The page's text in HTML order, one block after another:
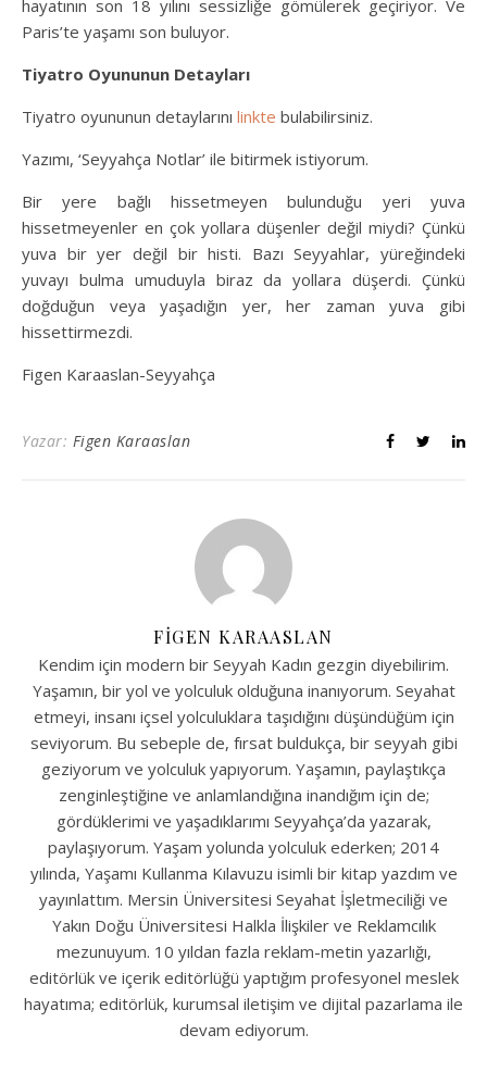
hayatının son 18 yılını sessizliğe gömülerek geçiriyor. Ve
Paris’te yaşamı son buluyor.
Tiyatro Oyununun Detayları
Tiyatro oyununun detaylarını linkte bulabilirsiniz.
Yazımı, ‘Seyyahça Notlar’ ile bitirmek istiyorum.
Bir yere bağlı hissetmeyen bulunduğu yeri yuva
hissetmeyenler en çok yollara düşenler değil miydi? Çünkü
yuva bir yer değil bir histi. Bazı Seyyahlar, yüreğindeki
yuvayı bulma umuduyla biraz da yollara düşerdi. Çünkü
doğduğun veya yaşadığın yer, her zaman yuva gibi
hissettirmezdi.
Figen Karaaslan-Seyyahça
Yazar: Figen Karaaslan
FIGEN KARAASLAN
Kendim için modern bir Seyyah Kadın gezgin diyebilirim.
Yaşamın, bir yol ve yolculuk olduğuna inanıyorum. Seyahat
etmeyi, insanı içsel yolculuklara taşıdığını düşündüğüm için
seviyorum. Bu sebeple de, fırsat buldukça, bir seyyah gibi
geziyorum ve yolculuk yapıyorum. Yaşamın, paylaştıkça
zenginleştiğine ve anlamlandığına inandığım için de;
gördüklerimi ve yaşadıklarımı Seyyahça’da yazarak,
paylaşıyorum. Yaşam yolunda yolculuk ederken; 2014
yılında, Yaşamı Kullanma Kılavuzu isimli bir kitap yazdım ve
yayınlattım. Mersin Üniversitesi Seyahat İşletmeciliği ve
Yakın Doğu Üniversitesi Halkla İlişkiler ve Reklamcılık
mezunuyum. 10 yıldan fazla reklam-metin yazarlığı,
editörlük ve içerik editörlüğü yaptığım profesyonel meslek
hayatıma; editörlük, kurumsal iletişim ve dijital pazarlama ile
devam ediyorum.